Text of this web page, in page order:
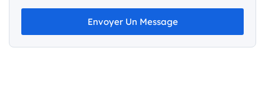
Envoyer Un Message